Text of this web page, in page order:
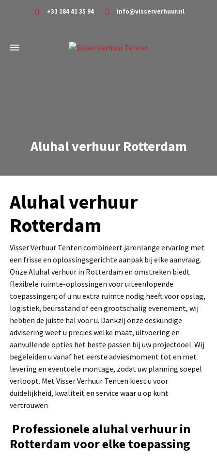
+31 184 41 35 94 info@visserverhuur.nl
Aluhal verhuur Rotterdam
Aluhal verhuur
Rotterdam
Visser Verhuur Tenten combineert jarenlange ervaring met
een frisse en oplossingsgerichte aanpak bij elke aanvraag.
Onze Aluhal verhuur in Rotterdam en omstreken biedt
flexibele ruimte-oplossingen voor uiteenlopende
toepassingen; of u nu extra ruimte nodig heeft voor opslag,
logistiek, beursstand of een grootschalig evenement, wij
hebben de juiste hal voor u. Dankzij onze deskundige
advisering weet u precies welke maat, uitvoering en
aanvullende opties het beste passen bij uw projectdoel. Wij
begeleiden u vanaf het eerste adviesmoment tot en met
levering en eventuele montage, zodat uw planning soepel
verloopt. Met Visser Verhuur Tenten kiest u voor
duidelijkheid, kwaliteit en service waar u op kunt
vertrouwen
Professionele aluhal verhuur in
Rotterdam voor elke toepassing